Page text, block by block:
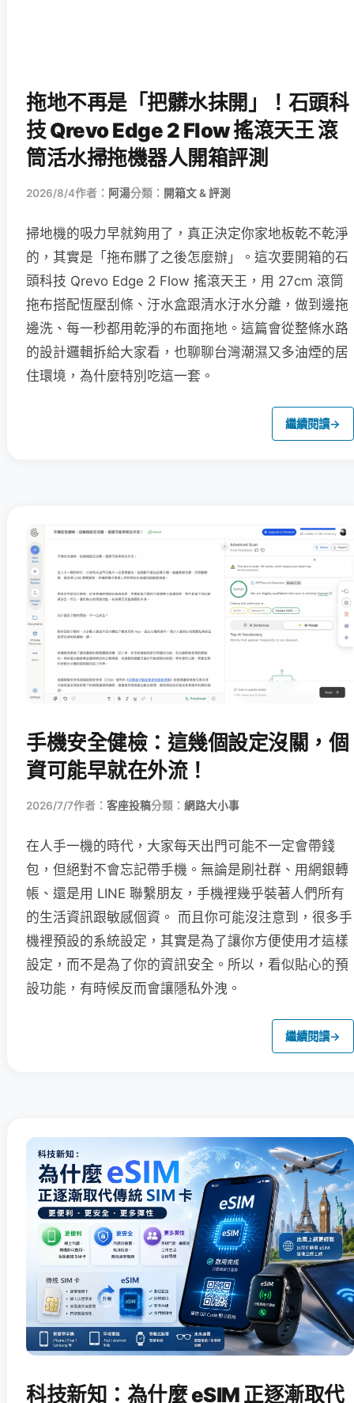
拖地不再是「把髒水抹開」！石頭科
技 Qrevo Edge 2 Flow 搖滾天王 滾
筒活水掃拖機器人開箱評測
2026/8/4作者： 阿湯分類： 開箱文 & 評測
掃地機的吸力早就夠用了，真正決定你家地板乾不乾淨
的，其實是「拖布髒了之後怎麼辦」。這次要開箱的石
頭科技 Qrevo Edge 2 Flow 搖滾天王，用 27cm 滾筒
拖布搭配恆壓刮條、汙水盒跟清水汙水分離，做到邊拖
邊洗、每一秒都用乾淨的布面拖地。這篇會從整條水路
的設計邏輯拆給大家看，也聊聊台灣潮濕又多油煙的居
住環境，為什麼特別吃這一套。
繼續閱讀→
手機安全健檢：這幾個設定沒關，個
資可能早就在外流！
2026/7/7作者： 客座投稿分類： 網路大小事
在人手一機的時代，大家每天出門可能不一定會帶錢
包，但絕對不會忘記帶手機。無論是刷社群、用網銀轉
帳、還是用 LINE 聯繫朋友，手機裡幾乎裝著人們所有
的生活資訊跟敏感個資。 而且你可能沒注意到，很多手
機裡預設的系統設定，其實是為了讓你方便使用才這樣
設定，而不是為了你的資訊安全。所以，看似貼心的預
設功能，有時候反而會讓隱私外洩。
繼續閱讀→
科技新知：為什麼 eSIM 正逐漸取代